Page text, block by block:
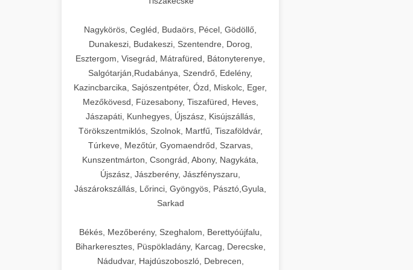
Nagykörös, Cegléd, Budaörs, Pécel, Gödöllő,
Dunakeszi, Budakeszi, Szentendre, Dorog,
Esztergom, Visegrád, Mátrafüred, Bátonyterenye,
Salgótarján,Rudabánya, Szendrő, Edelény,
Kazincbarcika, Sajószentpéter, Ózd, Miskolc, Eger,
Mezőkövesd, Füzesabony, Tiszafüred, Heves,
Jászapáti, Kunhegyes, Újszász, Kisújszállás,
Törökszentmiklós, Szolnok, Martfű, Tiszaföldvár,
Túrkeve, Mezőtúr, Gyomaendrőd, Szarvas,
Kunszentmárton, Csongrád, Abony, Nagykáta,
Újszász, Jászberény, Jászfényszaru,
Jászárokszállás, Lőrinci, Gyöngyös, Pásztó,Gyula,
Sarkad
Békés, Mezőberény, Szeghalom, Berettyóújfalu,
Biharkeresztes, Püspökladány, Karcag, Derecske,
Nádudvar, Hajdúszoboszló, Debrecen,